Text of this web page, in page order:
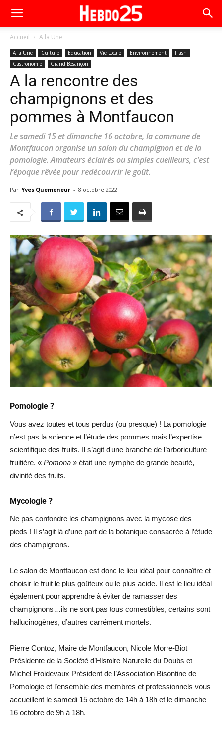
Accueil A la Une
A la Une Culture Education Vie Locale Environnement
Flash
Gastronomie
Grand Besançon
A la rencontre des
champignons et des
pommes à Montfaucon
Le samedi 15 et dimanche 16 octobre, la commune de
Montfaucon organise un salon du champignon et de la
pomologie. Amateurs éclairés ou simples cueilleurs, c’est
l’époque rêvée pour redécouvrir le goût.
Par Yves Quemeneur - 8 octobre 2022
Pomologie ?
Vous avez toutes et tous perdus (ou presque) ! La pomologie
n’est pas la science et l’étude des pommes mais l’expertise
scientifique des fruits. Il s’agit d’une branche de l’arboriculture
fruitière. « Pomona » était une nymphe de grande beauté,
divinité des fruits.
Mycologie ?
Ne pas confondre les champignons avec la mycose des
pieds ! Il s’agit là d’une part de la botanique consacrée à l’étude
des champignons.
Le salon de Montfaucon est donc le lieu idéal pour connaître et
choisir le fruit le plus goûteux ou le plus acide. Il est le lieu idéal
également pour apprendre à éviter de ramasser des
champignons…ils ne sont pas tous comestibles, certains sont
hallucinogènes, d’autres carrément mortels.
Pierre Contoz, Maire de Montfaucon, Nicole Morre-Biot
Présidente de la Société d’Histoire Naturelle du Doubs et
Michel Froidevaux Président de l’Association Bisontine de
Pomologie et l’ensemble des membres et professionnels vous
accueillent le samedi 15 octobre de 14h à 18h et le dimanche
16 octobre de 9h à 18h.